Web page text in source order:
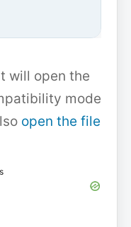
will open the
mode
open the file